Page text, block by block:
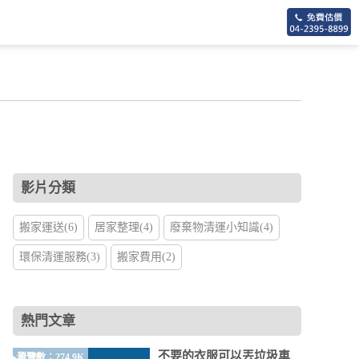
影片分類
搬家運送(6) 居家整理(4) 廢棄物清運小知識(4)
環保清運服務(3) 搬家費用(2)
熱門文章
不要的衣服可以丟垃圾車